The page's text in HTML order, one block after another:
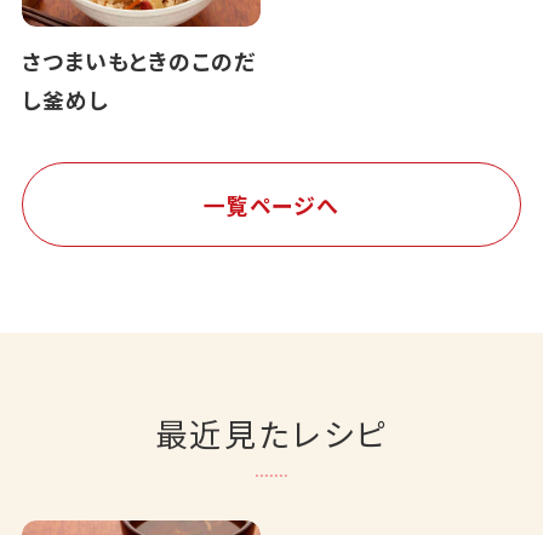
さつまいもときのこのだ
し釜めし
一覧ページへ
最近見たレシピ